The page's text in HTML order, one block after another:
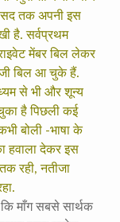
तक अपनी इस
है. सर्वप्रथम
मेंबर बिल लेकर
बिल आ चुके हैं.
से भी और शून्य
है पिछली कई
बोली -भाषा के
हवाला देकर इस
रही, नतीजा
माँग सबसे सार्थक